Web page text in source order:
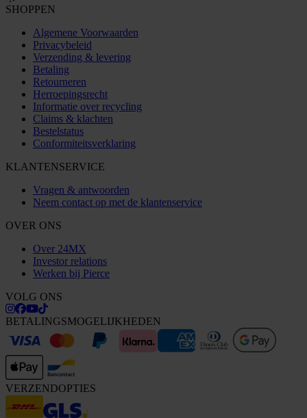
SHOPPEN
Algemene Voorwaarden
Privacybeleid
Verzending & levering
Betaling
Retourneren
Herroepingsrecht
Informatie over recycling
Claims & klachten
Bestelstatus
Conformiteitsverklaring
KLANTENSERVICE
Vragen & antwoorden
Neem contact op met de klantenservice
OVER ONS
Over 24MX
Investor relations
Werken bij Pierce
VOLG ONS
BETALINGSMOGELIJKHEDEN
VERZENDOPTIES